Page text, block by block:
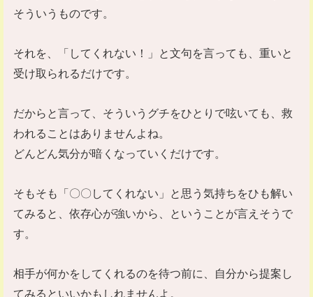
そういうものです。
それを、「してくれない！」と文句を言っても、重いと
受け取られるだけです。
だからと言って、そういうグチをひとりで呟いても、救
われることはありませんよね。
どんどん気分が暗くなっていくだけです。
そもそも「〇〇してくれない」と思う気持ちをひも解い
てみると、依存心が強いから、ということが言えそうで
す。
相手が何かをしてくれるのを待つ前に、自分から提案し
てみるといいかもしれませんよ。